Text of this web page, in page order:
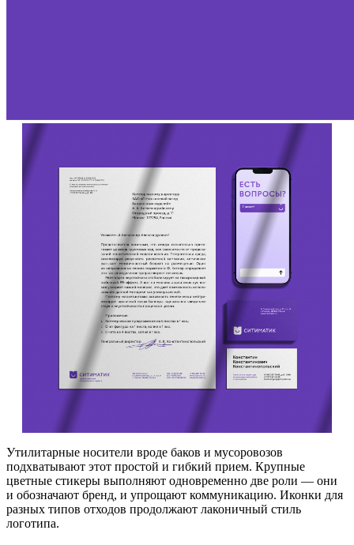
Утилитарные носители вроде баков и мусоровозов
подхватывают этот простой и гибкий прием. Крупные
цветные стикеры выполняют одновременно две роли — они
и обозначают бренд, и упрощают коммуникацию. Иконки для
разных типов отходов продолжают лаконичный стиль
логотипа.